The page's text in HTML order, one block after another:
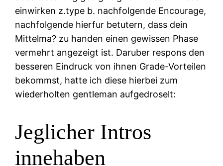
einwirken z.type b. nachfolgende Encourage,
nachfolgende hierfur betutern, dass dein
Mittelma? zu handen einen gewissen Phase
vermehrt angezeigt ist. Daruber respons den
besseren Eindruck von ihnen Grade-Vorteilen
bekommst, hatte ich diese hierbei zum
wiederholten gentleman aufgedroselt:
Jeglicher Intros
innehaben